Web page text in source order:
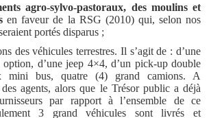
agro-sylvo-pastoraux, des moulins et
en faveur de la RSG (2010) qui, selon nos
portés disparus ;
des véhicules terrestres. Il s’agit de : d’une
d’une jeep 4×4, d’un pick-up double
mini bus, quatre (4) grand camions. A
des agents, alors que le Trésor public a déjà
par rapport à l’ensemble de ce
3 grand véhicules sont livrés et